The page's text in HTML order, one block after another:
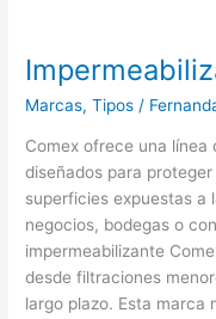
Marcas,Tipos /
Comex ofrece una línea
diseñados para
superficies expuestas a
negocios, bodegas o
impermeabilizante
desde filtraciones
largo plazo. Esta marca